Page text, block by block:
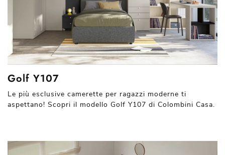
Golf Y107
Le più esclusive camerette per ragazzi moderne ti
aspettano! Scopri il modello Golf Y107 di Colombini Casa.